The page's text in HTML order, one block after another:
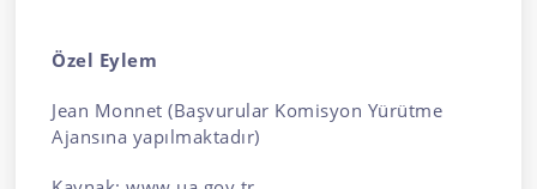
Özel Eylem
Jean Monnet (Başvurular Komisyon Yürütme
Ajansına yapılmaktadır)